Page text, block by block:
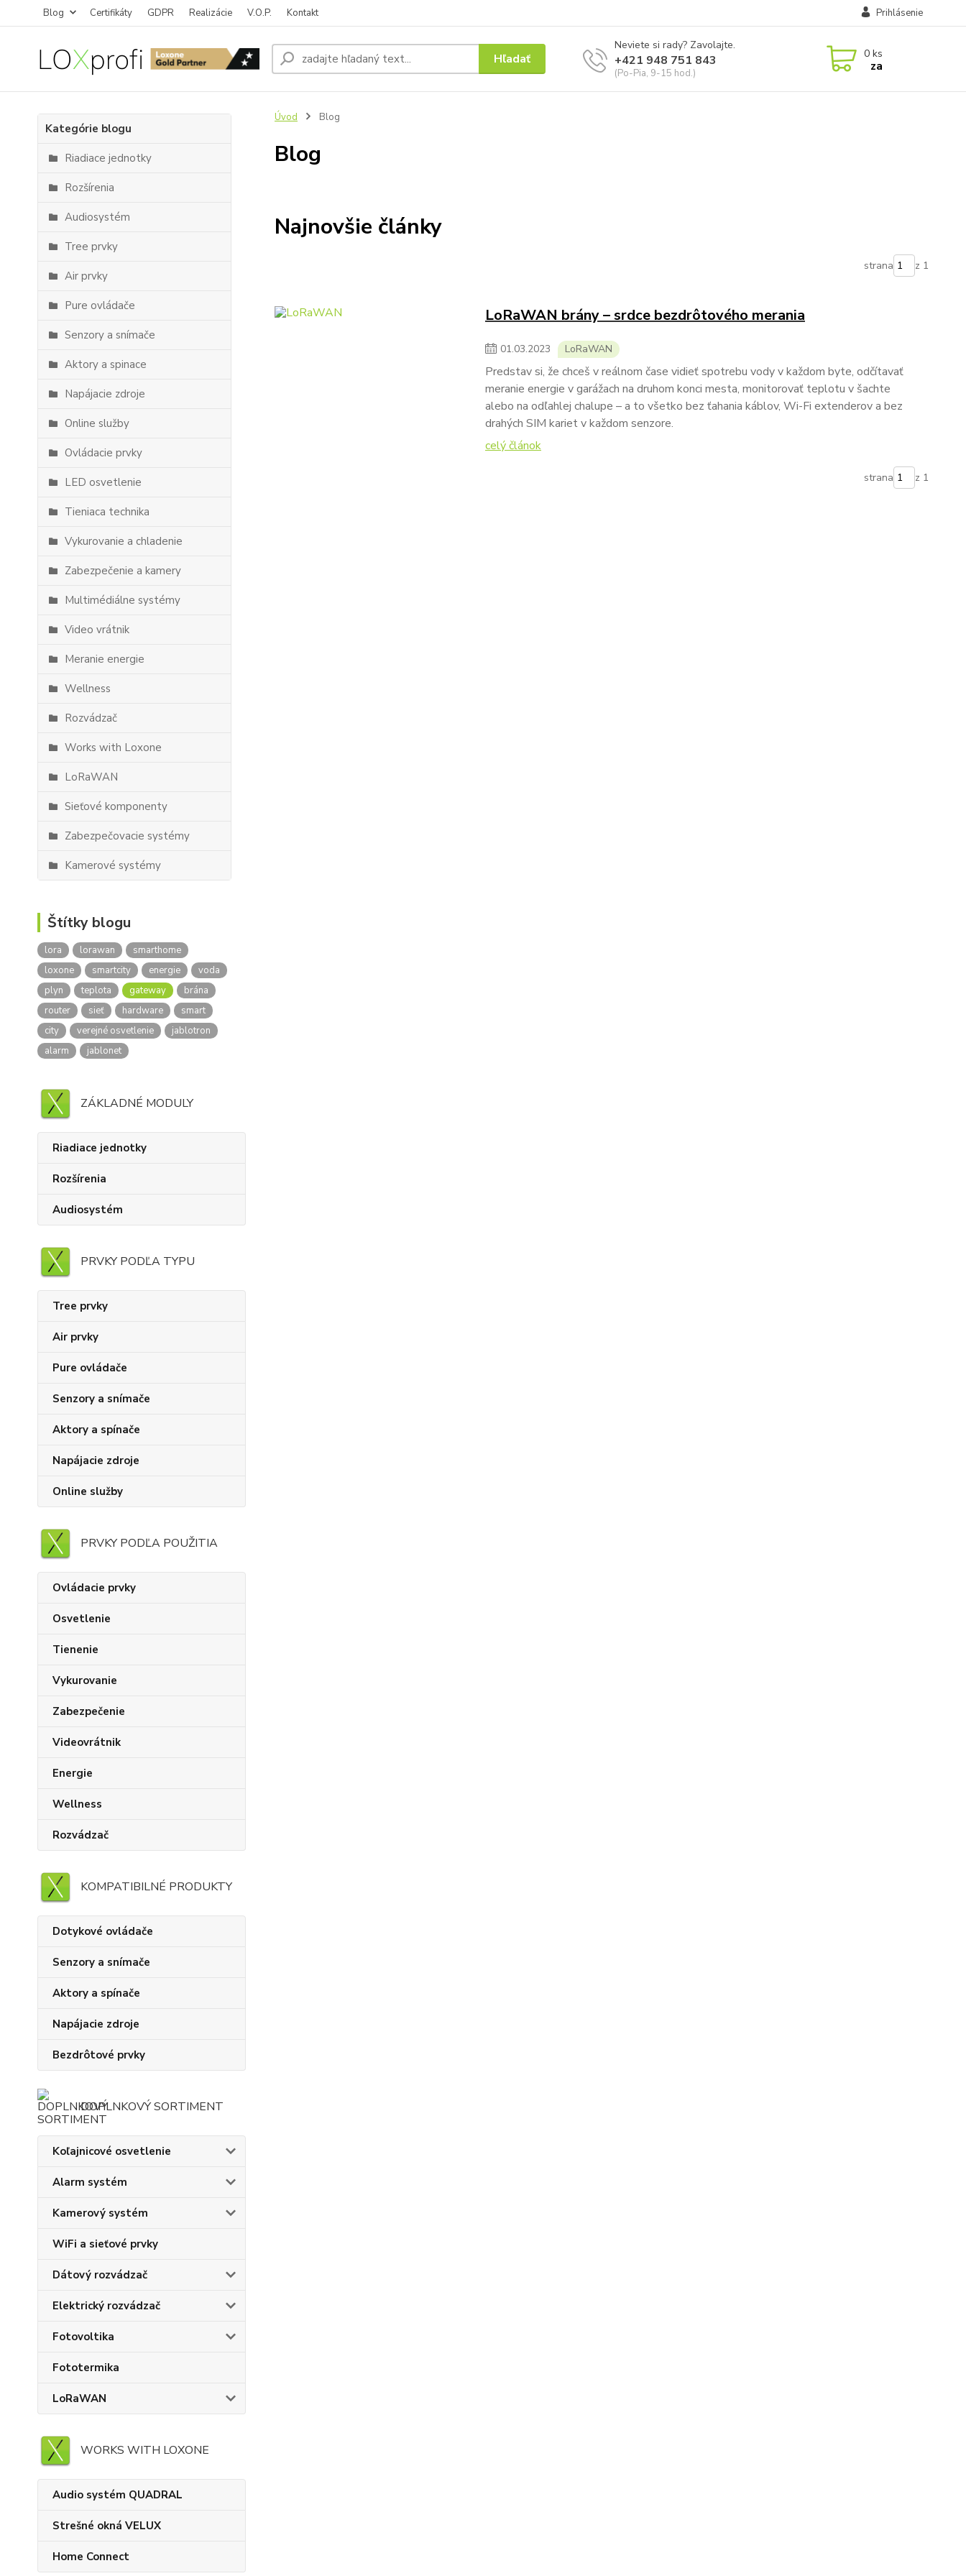
Blog Certifikáty GDPR Realizácie V.O.P. Kontakt Prihlásenie
Hľadať
Neviete si rady? Zavolajte.
+421 948 751 843
(Po-Pia, 9-15 hod.)
0 ks
za
Kategórie blogu
Riadiace jednotky
Rozšírenia
Audiosystém
Tree prvky
Air prvky
Pure ovládače
Senzory a snímače
Aktory a spinace
Napájacie zdroje
Online služby
Ovládacie prvky
LED osvetlenie
Tieniaca technika
Vykurovanie a chladenie
Zabezpečenie a kamery
Multimédiálne systémy
Video vrátnik
Meranie energie
Wellness
Rozvádzač
Works with Loxone
LoRaWAN
Sieťové komponenty
Zabezpečovacie systémy
Kamerové systémy
Štítky blogu
lora lorawan
smarthome
loxone
smartcity energie
voda
plyn
teplota gateway
brána
router
sieť hardware
smart
city
verejné osvetlenie
jablotron
alarm
jablonet
ZÁKLADNÉ MODULY
Riadiace jednotky
Rozšírenia
Audiosystém
PRVKY PODĽA TYPU
Tree prvky
Air prvky
Pure ovládače
Senzory a snímače
Aktory a spínače
Napájacie zdroje
Online služby
PRVKY PODĽA POUŽITIA
Ovládacie prvky
Osvetlenie
Tienenie
Vykurovanie
Zabezpečenie
Videovrátnik
Energie
Wellness
Rozvádzač
KOMPATIBILNÉ PRODUKTY
Dotykové ovládače
Senzory a snímače
Aktory a spínače
Napájacie zdroje
Bezdrôtové prvky
DOPLNKOVÝ SORTIMENT
Koľajnicové osvetlenie
Alarm systém
Kamerový systém
WiFi a sieťové prvky
Dátový rozvádzač
Elektrický rozvádzač
Fotovoltika
Fototermika
LoRaWAN
WORKS WITH LOXONE
Audio systém QUADRAL
Strešné okná VELUX
Home Connect
Úvod Blog
Blog
Najnovšie články
strana z 1
LoRaWAN brány – srdce bezdrôtového merania
01.03.2023 LoRaWAN
Predstav si, že chceš v reálnom čase vidieť spotrebu vody v každom byte, odčítavať
meranie energie v garážach na druhom konci mesta, monitorovať teplotu v šachte
alebo na odľahlej chalupe – a to všetko bez ťahania káblov, Wi-Fi extenderov a bez
drahých SIM kariet v každom senzore.
celý článok
strana z 1